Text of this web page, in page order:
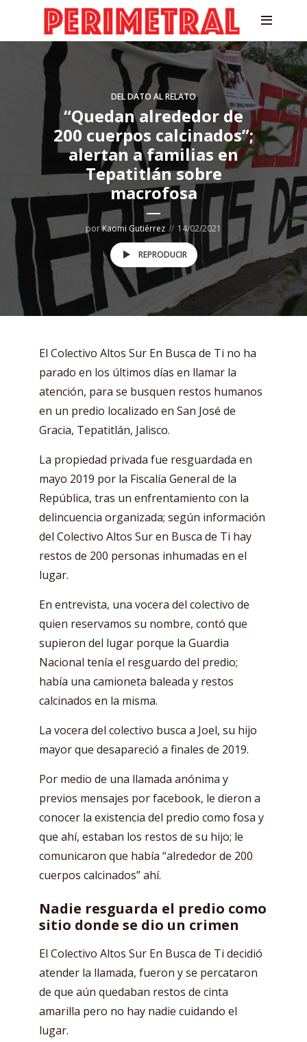
DEL DATO AL RELATO
“Quedan alrededor de
200 cuerpos calcinados”;
alertan a familias en
Tepatitlán sobre
macrofosa
porKaomi Gutiérrez 14/02/2021
REPRODUCIR
El Colectivo Altos Sur En Busca de Ti no ha
parado en los últimos días en llamar la
atención, para se busquen restos humanos
en un predio localizado en San José de
Gracia, Tepatitlán, Jalisco.
La propiedad privada fue resguardada en
mayo 2019 por la Fiscalía General de la
República, tras un enfrentamiento con la
delincuencia organizada; según información
del Colectivo Altos Sur en Busca de Ti hay
restos de 200 personas inhumadas en el
lugar.
En entrevista, una vocera del colectivo de
quien reservamos su nombre, contó que
supieron del lugar porque la Guardia
Nacional tenía el resguardo del predio;
había una camioneta baleada y restos
calcinados en la misma.
La vocera del colectivo busca a Joel, su hijo
mayor que desapareció a finales de 2019.
Por medio de una llamada anónima y
previos mensajes por facebook, le dieron a
conocer la existencia del predio como fosa y
que ahí, estaban los restos de su hijo; le
comunicaron que había “alrededor de 200
cuerpos calcinados” ahí.
Nadie resguarda el predio como
sitio donde se dio un crimen
El Colectivo Altos Sur En Busca de Ti decidió
atender la llamada, fueron y se percataron
de que aún quedaban restos de cinta
amarilla pero no hay nadie cuidando el
lugar.